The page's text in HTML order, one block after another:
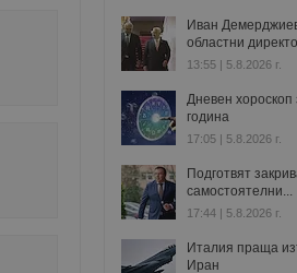
Иван
областни
13:55 | 5.8.2026 г.
Дневен хороскоп
година
17:05 | 5.8.2026 г.
Подготвят
самостоятелни...
17:44 | 5.8.2026 г.
Италия праща
Иран